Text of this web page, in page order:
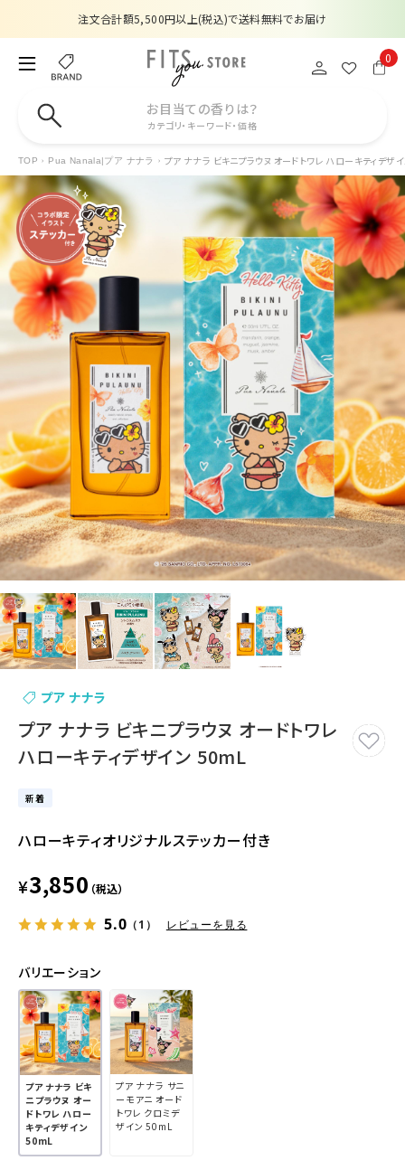
注文合計額5,500円以上(税込)で送料無料でお届け
夏季休業のお知らせ
【数量限定】購入金額6,000円(税込)以上で香水サンプルプレゼント
注文合計額5,500円以上(税込)で送料無料でお届け
0
お目当ての香りは？
カテゴリ・キーワード・価格
TOP Pua Nanala|プア ナナラ プア ナナラ ビキニプラウヌ オードトワレ ハローキティデザ
プア ナナラ
プア ナナラ ビキニプラウヌ オードトワレ
ハローキティデザイン 50mL
新着
ハローキティオリジナルステッカー付き
¥3,850 （税込）
5.0 （1） レビューを見る
バリエーション
プア ナナラ ビキ
ニプラウヌ オー
ドトワレ ハロー
キティデザイン
50mL
プア ナナラ サニ
ーモアニ オード
トワレ クロミデ
ザイン 50mL